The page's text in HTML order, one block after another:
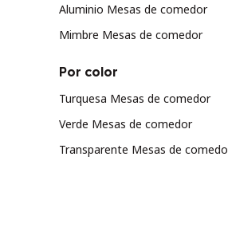
Aluminio Mesas de comedor
Mimbre Mesas de comedor
Por color
Turquesa Mesas de comedor
Verde Mesas de comedor
Transparente Mesas de